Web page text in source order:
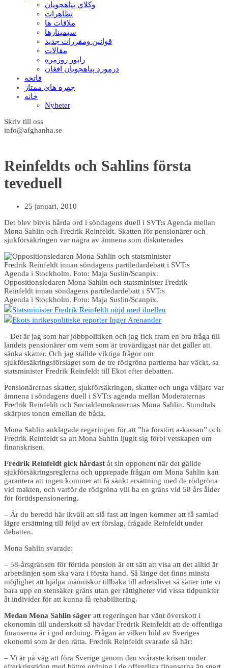
وکلاي پناهجويان
تظاهرات
ملاقات ها
سيمينارها
قوانين ومقررات جديد
مقالات
راپور روزمره
درمورد پناهجويان افغان
فاتحه
چهره های ممتاز
خانه
Nyheter
Skriv till oss
info@afghanha.se
Reinfeldts och Sahlins första
teveduell
25 januari, 2010
Det blev bitvis hårda ord i söndagens duell i SVT:s Agenda mellan
Mona Sahlin och Fredrik Reinfeldt. Skatten för pensionärer och
sjukförsäkringen var några av ämnena som diskuterades
Oppositionsledaren Mona Sahlin och statsminister Fredrik
Reinfeldt innan söndagens partiledardebatt i SVT:s
Agenda i Stockholm. Foto: Maja Suslin/Scanpix.
Statsminister Fredrik Reinfeldt nöjd med duellen
Ekots inrikespolitiske reporter Inger Arenander
– Det är jag som har jobbpolitiken och jag fick fram en bra fråga till
landets pensionärer om vem som är trovärdigast när det gäller att
sänka skatter. Och jag ställde viktiga frågor om
sjukförsäkringsförslaget som de tre rödgröna partierna har väckt, sa
statsminister Fredrik Reinfeldt till Ekot efter debatten.
Pensionärernas skatter, sjukförsäkringen, skatter och unga väljare var
ämnena i söndagens duell i SVT:s agenda mellan Moderaternas
Fredrik Reinfeldt och Socialdemokraternas Mona Sahlin. Stundtals
skärptes tonen emellan de båda.
Mona Sahlin anklagade regeringen för att ”ha förstört a-kassan” och
Fredrik Reinfeldt sa att Mona Sahlin ljugit sig förbi vetskapen om
finanskrisen.
Fredrik Reinfeldt gick hårdast åt sin opponent när det gällde
sjukförsäkringsreglerna och upprepade frågan om Mona Sahlin kan
garantera att ingen kommer att få sänkt ersättning med de rödgröna
vid makten, och varför de rödgröna vill ha en gräns vid 58 års ålder
för förtidspensionering.
– Är du beredd här ikväll att slå fast att ingen kommer att få samlad
lägre ersättning till följd av ert förslag, frågade Reinfeldt under
debatten.
Mona Sahlin svarade:
– 58-årsgränsen för förtida pension är ett sätt att visa att det alltid är
arbetslinjen som ska vara i första hand. Så länge det finns minsta
möjlighet att hjälpa människor tillbaka till arbetslivet så sätter inte vi
bara upp en stensäker gräns utan ger rättigheter vid vissa tidpunkter
åt individer för att kunna få rehabilitering.
Medan Mona Sahlin säger att regeringen har vänt överskott i
ekonomin till underskott så hävdar Fredrik Reinfeldt att de offentliga
finanserna är i god ordning. Frågan är vilken bild av Sveriges
ekonomi som är den rätta. Fredrik Reinfeldt svarade så här:
– Vi är på väg att föra Sverige genom den svåraste krisen under